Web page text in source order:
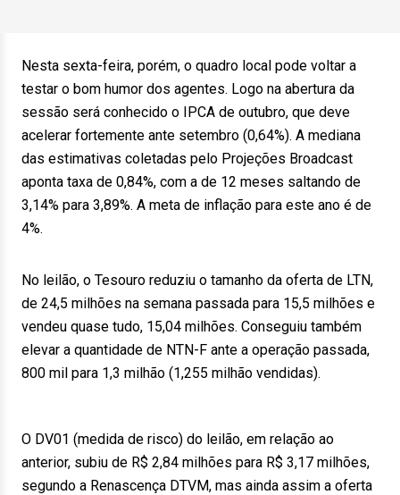
Nesta sexta-feira, porém, o quadro local pode voltar a
testar o bom humor dos agentes. Logo na abertura da
sessão será conhecido o IPCA de outubro, que deve
acelerar fortemente ante setembro (0,64%). A mediana
das estimativas coletadas pelo Projeções Broadcast
aponta taxa de 0,84%, com a de 12 meses saltando de
3,14% para 3,89%. A meta de inflação para este ano é de
4%.
No leilão, o Tesouro reduziu o tamanho da oferta de LTN,
de 24,5 milhões na semana passada para 15,5 milhões e
vendeu quase tudo, 15,04 milhões. Conseguiu também
elevar a quantidade de NTN-F ante a operação passada,
800 mil para 1,3 milhão (1,255 milhão vendidas).
O DV01 (medida de risco) do leilão, em relação ao
anterior, subiu de R$ 2,84 milhões para R$ 3,17 milhões,
segundo a Renascença DTVM, mas ainda assim a oferta